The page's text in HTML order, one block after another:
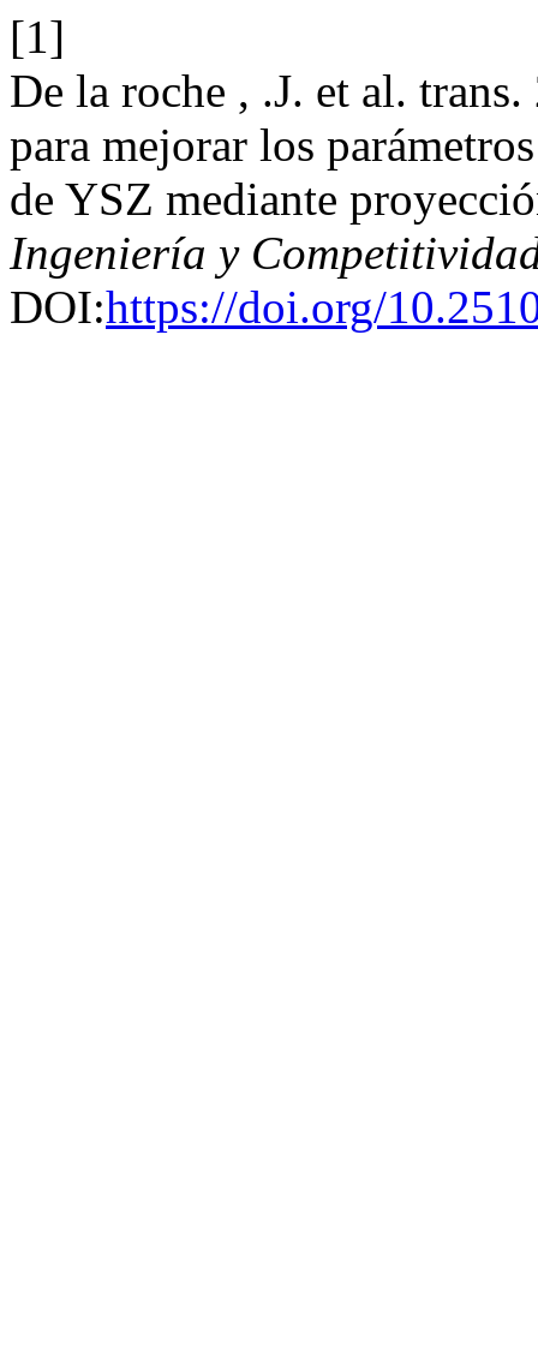
[1]
De la roche , .J. et al.
para mejorar los
de YSZ mediante
Ingeniería y
DOI:https://doi.org/